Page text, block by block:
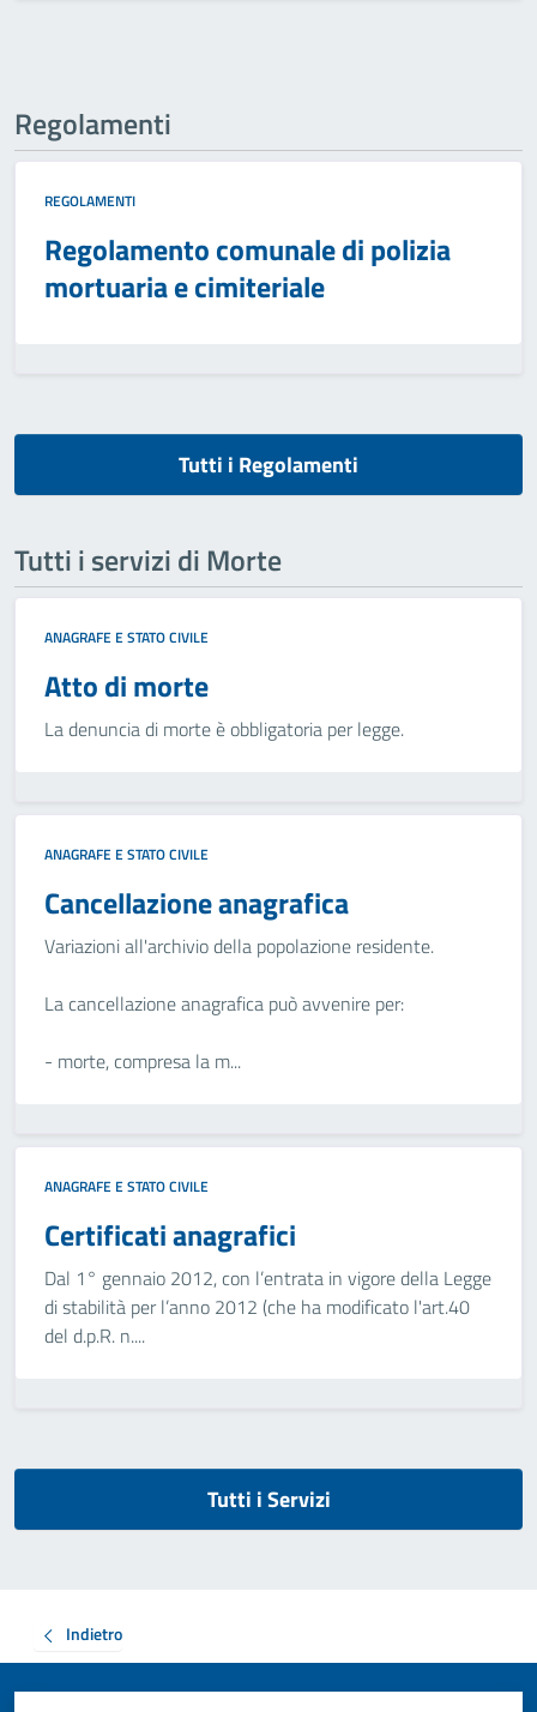
Regolamenti
REGOLAMENTI
Regolamento comunale di polizia
mortuaria e cimiteriale
Tutti i Regolamenti
Tutti i servizi di Morte
ANAGRAFE E STATO CIVILE
Atto di morte
La denuncia di morte è obbligatoria per legge.
ANAGRAFE E STATO CIVILE
Cancellazione anagrafica
Variazioni all'archivio della popolazione residente.
La cancellazione anagrafica può avvenire per:
- morte, compresa la m...
ANAGRAFE E STATO CIVILE
Certificati anagrafici
Dal 1° gennaio 2012, con l’entrata in vigore della Legge
di stabilità per l’anno 2012 (che ha modificato l'art.40
del d.p.R. n....
Tutti i Servizi
Indietro